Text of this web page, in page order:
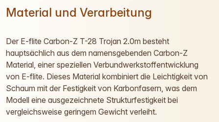
Material und Verarbeitung
Der E-flite Carbon-Z T-28 Trojan 2.0m besteht
hauptsächlich aus dem namensgebenden Carbon-Z
Material, einer speziellen Verbundwerkstoffentwicklung
von E-flite. Dieses Material kombiniert die Leichtigkeit von
Schaum mit der Festigkeit von Karbonfasern, was dem
Modell eine ausgezeichnete Strukturfestigkeit bei
vergleichsweise geringem Gewicht verleiht.